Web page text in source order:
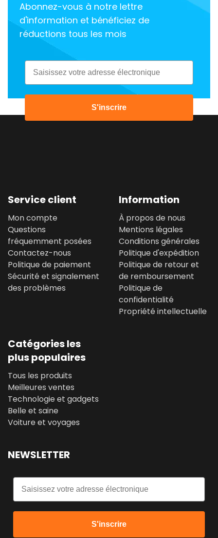
Abonnez-vous à notre lettre
d'information et bénéficiez de
réductions tous les mois
Email
S'inscrire
Service client
Mon compte
Questions
fréquemment posées
Contactez-nous
Politique de paiement
Sécurité et signalement
des problèmes
Information
À propos de nous
Mentions légales
Conditions générales
Politique d'expédition
Politique de retour et
de remboursement
Politique de
confidentialité
Propriété intellectuelle
Catégories les
plus populaires
Tous les produits
Meilleures ventes
Technologie et gadgets
Belle et saine
Voiture et voyages
NEWSLETTER
Email
S'inscrire